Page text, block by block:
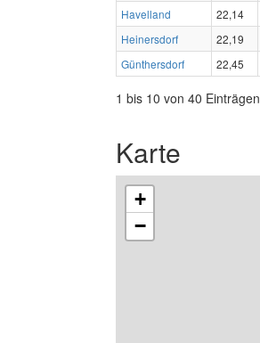
Havelland
22,14
Heinersdorf
22,19
Günthersdorf
22,45
1 bis 10 von 40 Einträgen
Karte
+
−